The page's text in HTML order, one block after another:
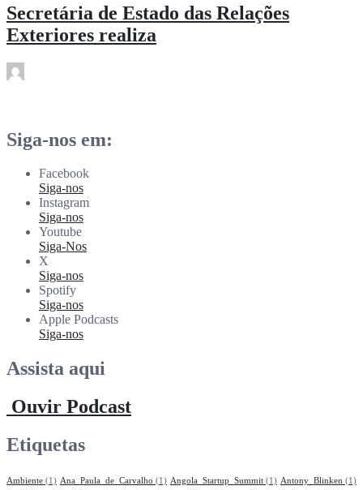
Secretária de Estado das Relações
Exteriores realiza
Siga-nos em:
Facebook
Siga-nos
Instagram
Siga-nos
Youtube
Siga-Nos
X
Siga-nos
Spotify
Siga-nos
Apple Podcasts
Siga-nos
Assista aqui
Ouvir Podcast
Etiquetas
Ambiente (1) Ana_Paula_de_Carvalho (1) Angola_Startup_Summit (1) Antony_Blinken (1)